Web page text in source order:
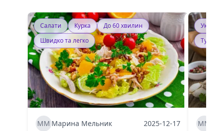
Салати Курка
До 60 хвилин
Швидко та легко
ММ Марина Мельник 2025-12-17 ММ